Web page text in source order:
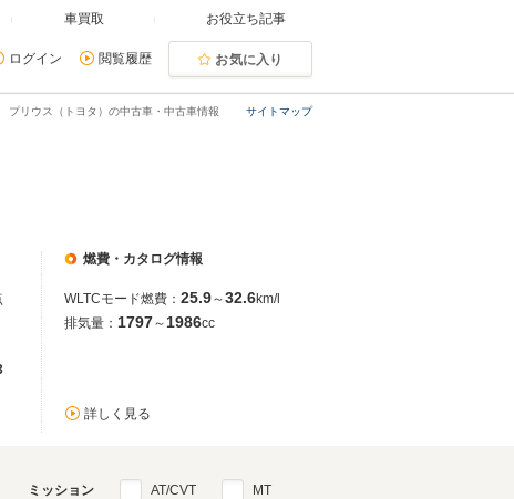
車買取 お役立ち記事
ログイン 閲覧履歴 お気に入り
サイトマップ
プリウス（トヨタ）の中古車・中古車情報
燃費・カタログ情報
WLTCモード燃費： 25.9～32.6km/l
排気量： 1797～ 1986cc
詳しく見る
ミッション AT/CVT MT